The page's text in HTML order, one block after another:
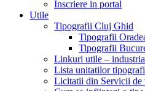
Inscriere in portal
Utile
Tipografii Cluj Ghid
Tipografii
Tipografii
Linkuri utile –
Lista unitatilor
Licitatii din Servicii de